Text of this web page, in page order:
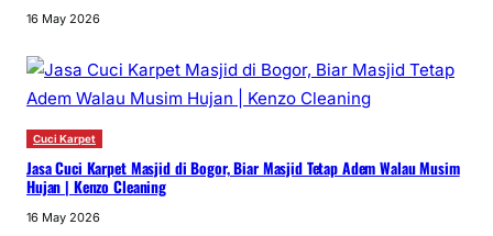
16 May 2026
Cuci Karpet
Jasa Cuci Karpet Masjid di Bogor, Biar Masjid Tetap Adem Walau Musim
Hujan | Kenzo Cleaning
16 May 2026